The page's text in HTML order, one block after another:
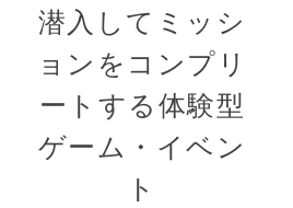
潜入してミッシ
ョンをコンプリ
ートする体験型
ゲーム・イベン
ト